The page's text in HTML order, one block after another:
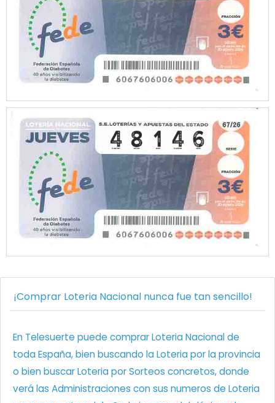
¡Comprar Loteria Nacional nunca fue tan sencillo!
En Telesuerte puede comprar Loteria Nacional de
toda España, bien buscando la Loteria por la provincia
o bien buscar Loteria por Sorteos concretos, donde
verá las Administraciones con sus numeros de Loteria